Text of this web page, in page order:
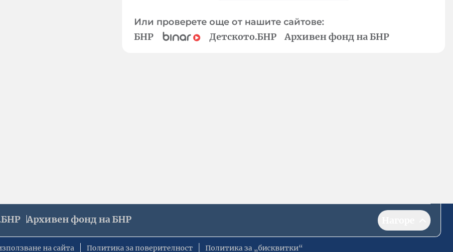
Или проверете още от нашите сайтове:
БНР Детското.БНР Архивен фонд на БНР
Архивен фонд на БНР
на сайта Политика за поверителност Политика за „бисквитки“